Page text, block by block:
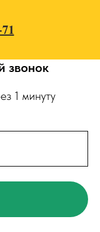
звонок
1 минуту